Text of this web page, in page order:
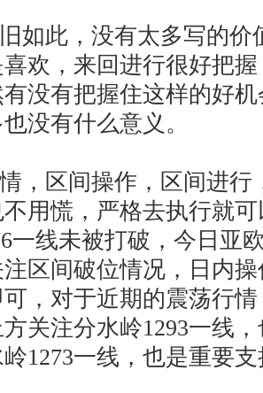
此，没有太多写的价
欢，来回进行很好把
没有把握住这样的好
没有什么意义。
区间操作，区间进行
用慌，严格去执行就
一线未被打破，今日亚
区间破位情况，日内
可，对于近期的震荡行
关注分水岭1293一线
1273一线，也是重要